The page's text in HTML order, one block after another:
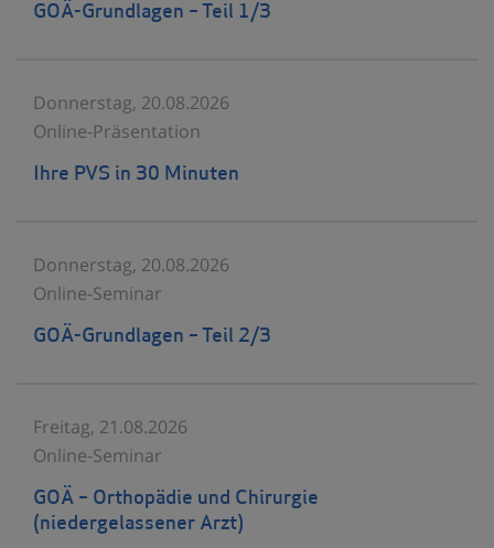
GOÄ-Grundlagen – Teil 1/3
Donnerstag, 20.08.2026
Online-Präsentation
Ihre PVS in 30 Minuten
Donnerstag, 20.08.2026
Online-Seminar
GOÄ-Grundlagen – Teil 2/3
Freitag, 21.08.2026
Online-Seminar
GOÄ – Orthopädie und Chirurgie
(niedergelassener Arzt)